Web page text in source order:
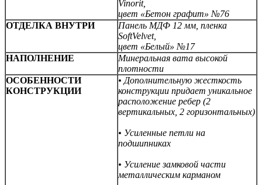
Vinorit,
цвет «Бетон графит» №76
ОТДЕЛКА ВНУТРИ
Панель МДФ 12 мм, пленка
SoftVelvet,
цвет «Белый» №17
НАПОЛНЕНИЕ
Минеральная вата высокой
плотности
ОСОБЕННОСТИ
КОНСТРУКЦИИ
• Дополнительную жесткость
конструкции придает уникальное
расположение ребер (2
вертикальных, 2 горизонтальных)
• Усиленные петли на
подшипниках
• Усиление замковой части
металлическим карманом